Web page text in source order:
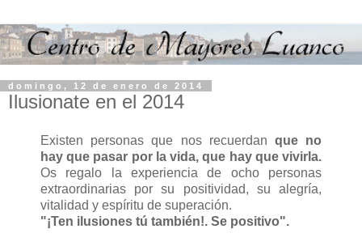
domingo, 12 de enero de 2014
Ilusionate en el 2014
Existen personas que nos recuerdan que no
hay que pasar por la vida, que hay que vivirla.
Os regalo la experiencia de ocho personas
extraordinarias por su positividad, su alegría,
vitalidad y espíritu de superación.
"¡Ten ilusiones tú también!. Se positivo".